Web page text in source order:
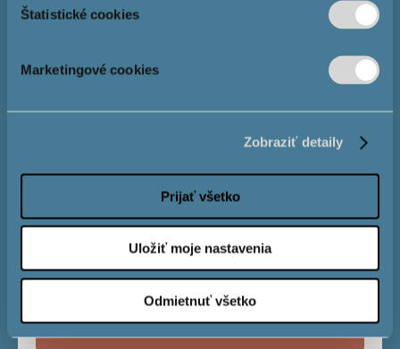
Štatistické cookies
Marketingové cookies
Zobraziť detaily
Prijať všetko
Uložiť moje nastavenia
Odmietnuť všetko
4,0 %
Строк виплати
платіж
€